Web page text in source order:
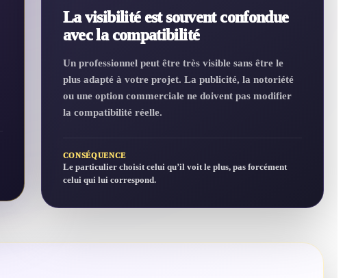
La visibilité est souvent confondue
avec la compatibilité
Un professionnel peut être très visible sans être le
plus adapté à votre projet. La publicité, la notoriété
ou une option commerciale ne doivent pas modifier
la compatibilité réelle.
CONSÉQUENCE
Le particulier choisit celui qu’il voit le plus, pas forcément
celui qui lui correspond.